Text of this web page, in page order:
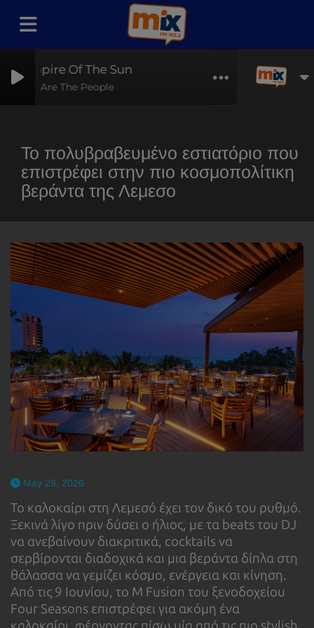
Empire Of The Sun
We Are The People
Το πολυβραβευμένο εστιατόριο που
επιστρέφει στην πιο κοσμοπολίτικη
βεράντα της Λεμεσο
May 29, 2026
Το καλοκαίρι στη Λεμεσό έχει τον δικό του ρυθμό.
Ξεκινά λίγο πριν δύσει ο ήλιος, με τα beats του DJ
να ανεβαίνουν διακριτικά, cocktails να
σερβίρονται διαδοχικά και μια βεράντα δίπλα στη
θάλασσα να γεμίζει κόσμο, ενέργεια και κίνηση.
Από τις 9 Ιουνίου, το M Fusion του ξενοδοχείου
Four Seasons επιστρέφει για ακόμη ένα